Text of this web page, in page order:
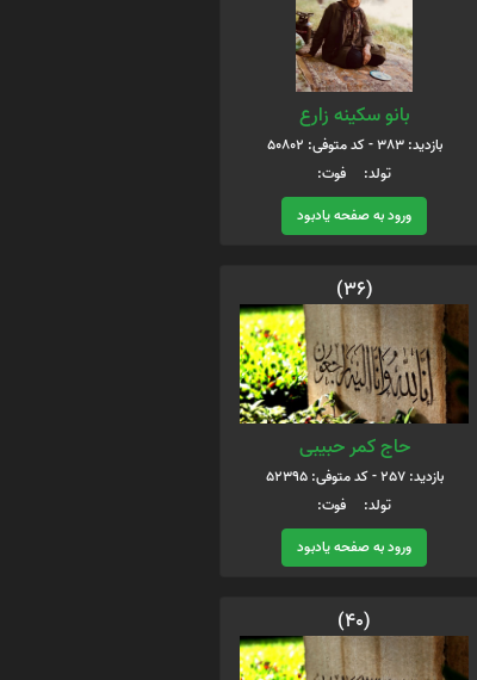
بانو سکینه زارع
بازدید: 383 - کد متوفی: 50802
تولد: فوت:
ورود به صفحه یادبود
(36)
حاج کمر حبیبی
بازدید: 257 - کد متوفی: 52395
تولد: فوت:
ورود به صفحه یادبود
(40)